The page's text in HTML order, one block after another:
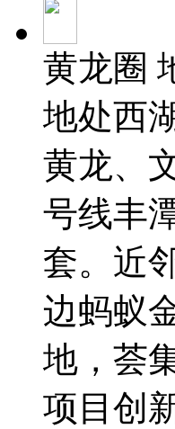
黄龙圈
地处西
黄龙、
号线丰
套。近
边蚂蚁
地，荟
项目创